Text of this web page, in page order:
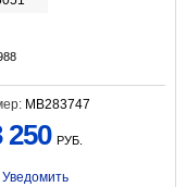
MB283747
250 РУБ.
Уведомить